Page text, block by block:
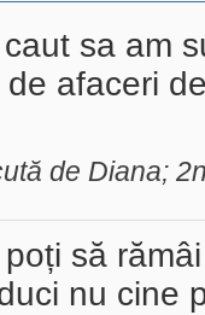
sa am
afaceri
de Diana;
să
nu cine